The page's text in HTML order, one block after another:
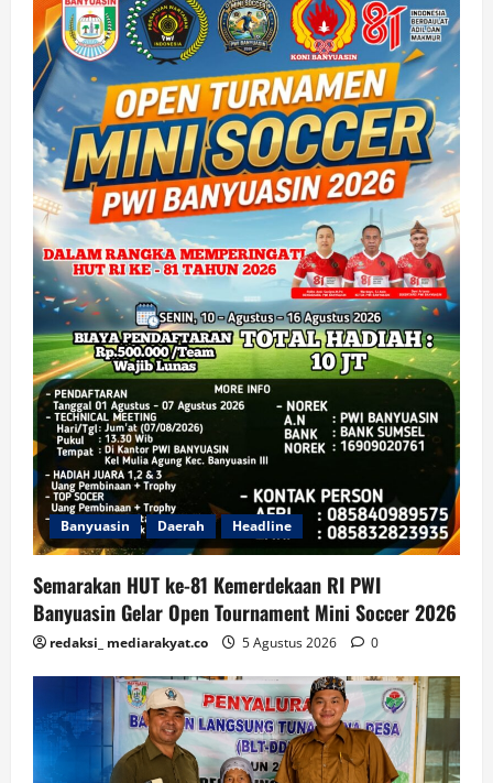
Banyuasin Daerah Headline
Semarakan HUT ke-81 Kemerdekaan RI PWI
Banyuasin Gelar Open Tournament Mini Soccer 2026
redaksi_ mediarakyat.co 5 Agustus 2026 0